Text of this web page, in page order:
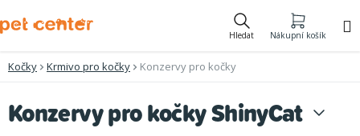
na
Hledat Nákupní košík
Kočky Krmivo pro kočky Konzervy pro kočky
Konzervy pro kočky ShinyCat